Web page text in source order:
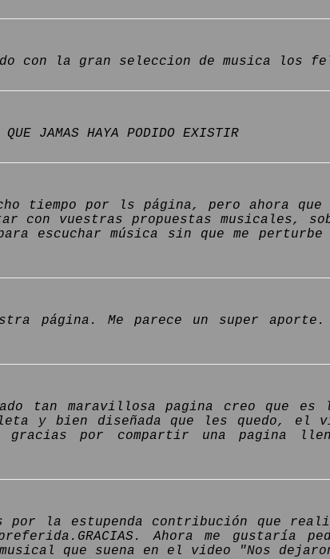
con la gran seleccion de musica
QUE JAMAS HAYA PODIDO EXISTIR
tiempo por ls página, pero ahora que
con vuestras propuestas musicales,
escuchar música sin que me
página. Me parece un super
tan maravillosa pagina creo que es
y bien diseñada que les quedo, el
gracias por compartir una pagina
la estupenda contribución que
Ahora me gustaría
que suena en el video "Nos